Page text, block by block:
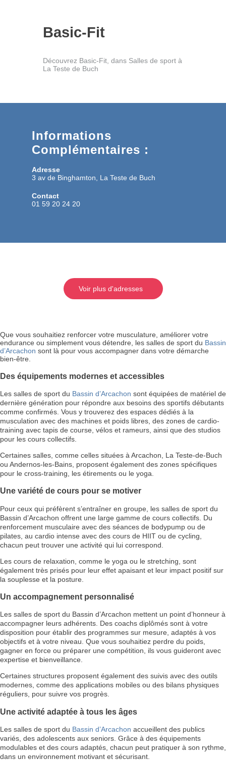
Basic-Fit
Découvrez Basic-Fit, dans Salles de sport à
La Teste de Buch
Informations
Complémentaires :
Adresse
3 av de Binghamton, La Teste de Buch
Contact
01 59 20 24 20
Voir plus d'adresses
Que vous souhaitiez renforcer votre musculature, améliorer votre
endurance ou simplement vous détendre, les salles de sport du Bassin
d’Arcachon sont là pour vous accompagner dans votre démarche
bien-être.
Des équipements modernes et accessibles
Les salles de sport du Bassin d’Arcachon sont équipées de matériel de
dernière génération pour répondre aux besoins des sportifs débutants
comme confirmés. Vous y trouverez des espaces dédiés à la
musculation avec des machines et poids libres, des zones de cardio-
training avec tapis de course, vélos et rameurs, ainsi que des studios
pour les cours collectifs.
Certaines salles, comme celles situées à Arcachon, La Teste-de-Buch
ou Andernos-les-Bains, proposent également des zones spécifiques
pour le cross-training, les étirements ou le yoga.
Une variété de cours pour se motiver
Pour ceux qui préfèrent s’entraîner en groupe, les salles de sport du
Bassin d’Arcachon offrent une large gamme de cours collectifs. Du
renforcement musculaire avec des séances de bodypump ou de
pilates, au cardio intense avec des cours de HIIT ou de cycling,
chacun peut trouver une activité qui lui correspond.
Les cours de relaxation, comme le yoga ou le stretching, sont
également très prisés pour leur effet apaisant et leur impact positif sur
la souplesse et la posture.
Un accompagnement personnalisé
Les salles de sport du Bassin d’Arcachon mettent un point d’honneur à
accompagner leurs adhérents. Des coachs diplômés sont à votre
disposition pour établir des programmes sur mesure, adaptés à vos
objectifs et à votre niveau. Que vous souhaitiez perdre du poids,
gagner en force ou préparer une compétition, ils vous guideront avec
expertise et bienveillance.
Certaines structures proposent également des suivis avec des outils
modernes, comme des applications mobiles ou des bilans physiques
réguliers, pour suivre vos progrès.
Une activité adaptée à tous les âges
Les salles de sport du Bassin d’Arcachon accueillent des publics
variés, des adolescents aux seniors. Grâce à des équipements
modulables et des cours adaptés, chacun peut pratiquer à son rythme,
dans un environnement motivant et sécurisant.